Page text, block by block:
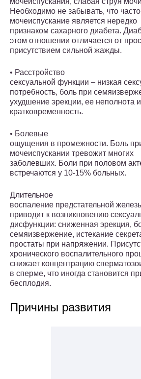
Необходимо не забывать, что
мочеиспускание является нередко
признаком сахарного диабета.
этом отношении отличается от
присутствием сильной жажды.
• Расстройство
сексуальной функции – низкая
потребность, боль при
ухудшение эрекции, ее неполнота и
кратковременность.
• Болевые
ощущения в промежности. Боль
мочеиспускании тревожит многих
заболевших. Боли при половом
встречаются у 10-15% больных.
Длительное
воспаление предстательной
приводит к возникновению
дисфункции: сниженная эрекция,
семяизвержение, истекание
простаты при напряжении.
хронического воспалительного
снижает концентрацию
в сперме, что иногда становится
бесплодия.
Причины развития